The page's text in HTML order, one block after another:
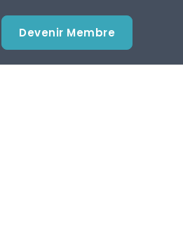
Devenir Membre